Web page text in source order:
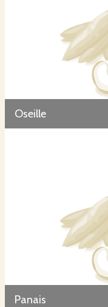
Oseille
Panais